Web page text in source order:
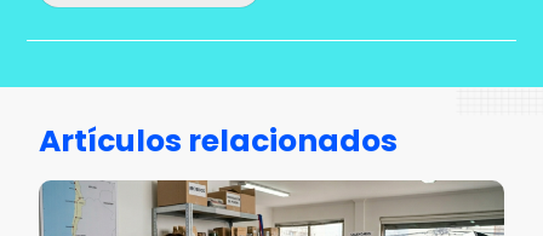
Artículos relacionados